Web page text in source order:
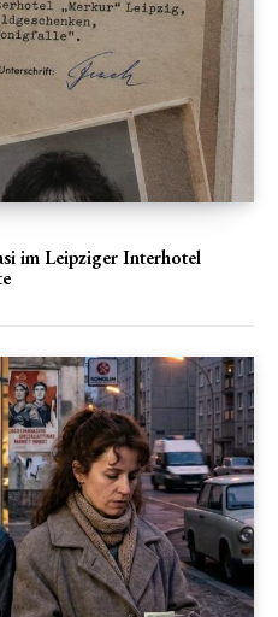
im Leipziger Interhotel